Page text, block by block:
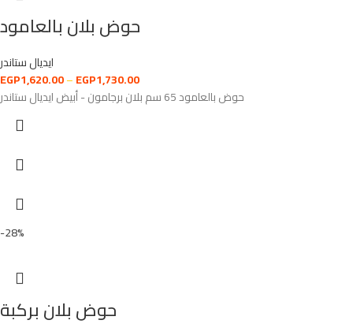
حوض بلان بالعامود
ايديال ستاندر
EGP1,620.00–EGP1,730.00
حوض بالعامود 65 سم بلان برجامون - أبيض ايديال ستاندر
-28%
حوض بلان بركبة